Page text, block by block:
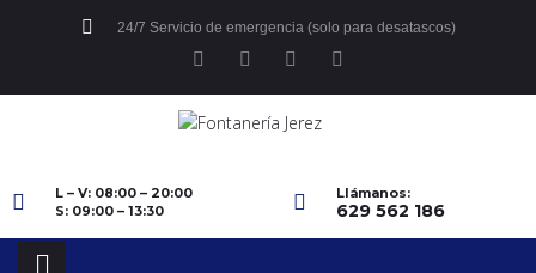
24/7 Servicio de emergencia (solo para desatascos)
L – V: 08:00 – 20:00
S: 09:00 – 13:30
Llámanos:
629 562 186